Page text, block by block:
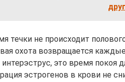
течки не происходит
охота возвращается
это время покоя
эстрогенов в крови не